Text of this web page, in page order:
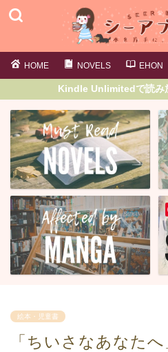
HOME NOVELS EHON
Kindle Unlimitedで読み
絵本・児童書
「ちいさなあなた